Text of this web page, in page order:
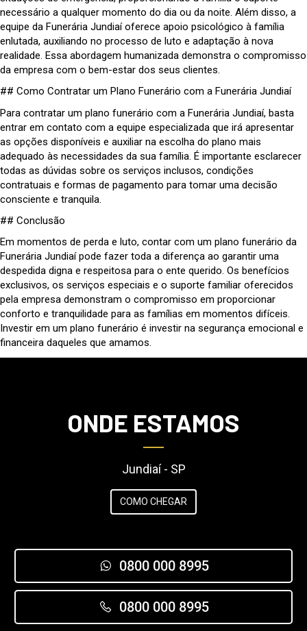
necessário a qualquer momento do dia ou da noite. Além disso, a
equipe da Funerária Jundiaí oferece apoio psicológico à família
enlutada, auxiliando no processo de luto e adaptação à nova
realidade. Essa abordagem humanizada demonstra o compromisso
da empresa com o bem-estar dos seus clientes.
## Como Contratar um Plano Funerário com a Funerária Jundiaí
Para contratar um plano funerário com a Funerária Jundiaí, basta
entrar em contato com a equipe especializada que irá apresentar
as opções disponíveis e auxiliar na escolha do plano mais
adequado às necessidades da sua família. É importante esclarecer
todas as dúvidas sobre os serviços inclusos, condições
contratuais e formas de pagamento para tomar uma decisão
consciente e tranquila.
## Conclusão
Em momentos de perda e luto, contar com um plano funerário da
Funerária Jundiaí pode fazer toda a diferença ao garantir uma
despedida digna e respeitosa para o ente querido. Os benefícios
exclusivos, os serviços especiais e o suporte familiar oferecidos
pela empresa demonstram o compromisso em proporcionar
conforto e tranquilidade para as famílias em momentos difíceis.
Investir em um plano funerário é investir na segurança emocional e
financeira daqueles que amamos.
ONDE ESTAMOS
Jundiaí - SP
COMO CHEGAR
0800 000 8995
0800 000 8995